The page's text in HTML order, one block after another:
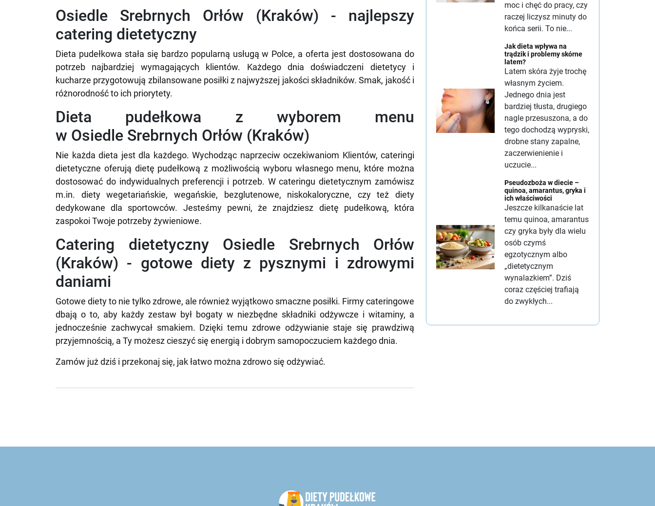
Osiedle Srebrnych Orłów (Kraków) - najlepszy
catering dietetyczny
Dieta pudełkowa stała się bardzo popularną usługą w Polce, a oferta jest dostosowana do
potrzeb najbardziej wymagających klientów. Każdego dnia doświadczeni dietetycy i
kucharze przygotowują zbilansowane posiłki z najwyższej jakości składników. Smak, jakość i
różnorodność to ich priorytety.
Dieta pudełkowa z wyborem menu
w Osiedle Srebrnych Orłów (Kraków)
Nie każda dieta jest dla każdego. Wychodząc naprzeciw oczekiwaniom Klientów, cateringi
dietetyczne oferują dietę pudełkową z możliwością wyboru własnego menu, które można
dostosować do indywidualnych preferencji i potrzeb. W cateringu dietetycznym zamówisz
m.in. diety wegetariańskie, wegańskie, bezglutenowe, niskokaloryczne, czy też diety
dedykowane dla sportowców. Jesteśmy pewni, że znajdziesz dietę pudełkową, która
zaspokoi Twoje potrzeby żywieniowe.
Catering dietetyczny Osiedle Srebrnych Orłów
(Kraków) - gotowe diety z pysznymi i zdrowymi
daniami
Gotowe diety to nie tylko zdrowe, ale również wyjątkowo smaczne posiłki. Firmy cateringowe
dbają o to, aby każdy zestaw był bogaty w niezbędne składniki odżywcze i witaminy, a
jednocześnie zachwycał smakiem. Dzięki temu zdrowe odżywianie staje się prawdziwą
przyjemnością, a Ty możesz cieszyć się energią i dobrym samopoczuciem każdego dnia.
Zamów już dziś i przekonaj się, jak łatwo można zdrowo się odżywiać.
moc i chęć do pracy, czy
raczej liczysz minuty do
końca serii. To nie...
Jak dieta wpływa na
trądzik i problemy skórne
latem?
Latem skóra żyje trochę
własnym życiem.
Jednego dnia jest
bardziej tłusta, drugiego
nagle przesuszona, a do
tego dochodzą wypryski,
drobne stany zapalne,
zaczerwienienie i
uczucie...
Pseudozboża w diecie –
quinoa, amarantus, gryka i
ich właściwości
Jeszcze kilkanaście lat
temu quinoa, amarantus
czy gryka były dla wielu
osób czymś
egzotycznym albo
„dietetycznym
wynalazkiem”. Dziś
coraz częściej trafiają
do zwykłych...